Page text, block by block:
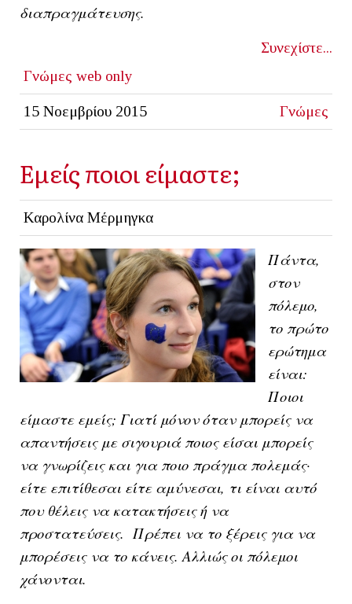
διαπραγμάτευσης.
Συνεχίστε...
Γνώμες web only
15 Νοεμβρίου 2015 Γνώμες
Εμείς ποιοι είμαστε;
Καρολίνα Μέρμηγκα
Πάντα,
στον
πόλεμο,
το πρώτο
ερώτημα
είναι:
Ποιοι
είμαστε εμείς; Γιατί μόνον όταν μπορείς να
απαντήσεις με σιγουριά ποιος είσαι μπορείς
να γνωρίζεις και για ποιο πράγμα πολεμάς·
είτε επιτίθεσαι είτε αμύνεσαι, τι είναι αυτό
που θέλεις να κατακτήσεις ή να
προστατεύσεις. Πρέπει να το ξέρεις για να
μπορέσεις να το κάνεις. Αλλιώς οι πόλεμοι
χάνονται.